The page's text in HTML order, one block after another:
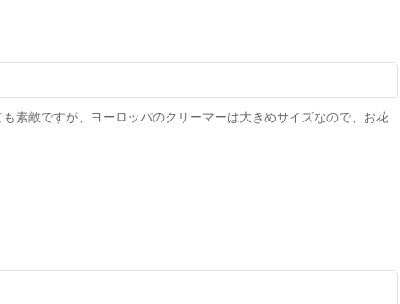
素敵ですが、ヨーロッパのクリーマーは大きめサイズなので、お花